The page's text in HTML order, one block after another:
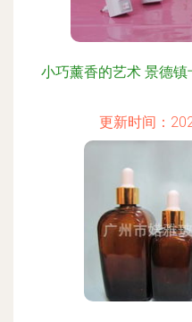
小巧薰香的艺术 景德
更新时间：